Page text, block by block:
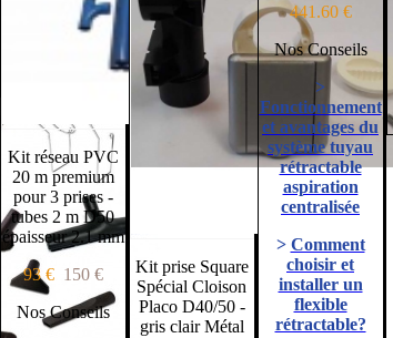
Kit réseau PVC
20 m premium
pour 3 prises -
tubes 2 m D50
épaisseur 2.1 mm
93 € 150 €
Nos Conseils
Kit prise Square
Spécial Cloison
Placo D40/50 -
gris clair Métal
441.60 €
Nos Conseils
>
Fonctionnement
et avantages du
système tuyau
rétractable
aspiration
centralisée
> Comment
choisir et
installer un
flexible
rétractable?